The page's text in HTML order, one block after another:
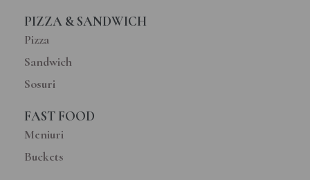
PIZZA & SANDWICH
Pizza
Sandwich
Sosuri
FAST FOOD
Meniuri
Buckets